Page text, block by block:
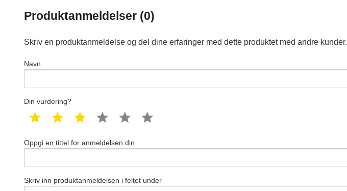
Produktanmeldelser (0)
Skriv en produktanmeldelse og del dine erfaringer med dette produktet med andre kunder.
Navn
Din vurdering?
1 star 2 star 3 star 4 star 5 star
Oppgi en tittel for anmeldelsen din
Skriv inn produktanmeldelsen i feltet under